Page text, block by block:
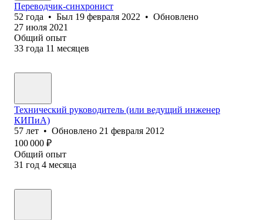
Переводчик-синхронист
52 года • Был 19 февраля 2022 • Обновлено
27 июля 2021
Общий опыт
33 года 11 месяцев
Технический руководитель (или ведущий инженер
КИПиА)
57 лет • Обновлено 21 февраля 2012
100 000 ₽
Общий опыт
31 год 4 месяца